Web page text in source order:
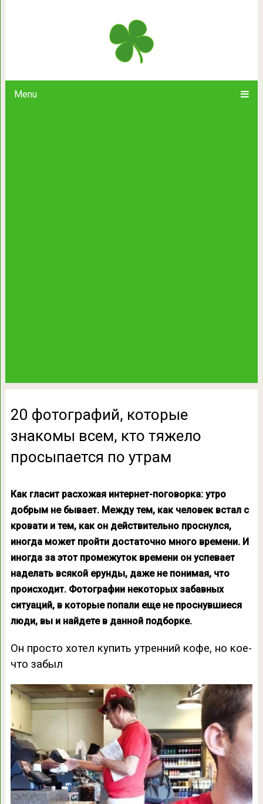
Menu
20 фотографий, которые знакомы
20 фотографий, которые
знакомы всем, кто тяжело
просыпается по утрам
Как гласит расхожая интернет-поговорка: утро
добрым не бывает. Между тем, как человек встал с
кровати и тем, как он действительно проснулся,
иногда может пройти достаточно много времени. И
иногда за этот промежуток времени он успевает
наделать всякой ерунды, даже не понимая, что
происходит. Фотографии некоторых забавных
ситуаций, в которые попали еще не проснувшиеся
люди, вы и найдете в данной подборке.
Он просто хотел купить утренний кофе, но кое-
что забыл